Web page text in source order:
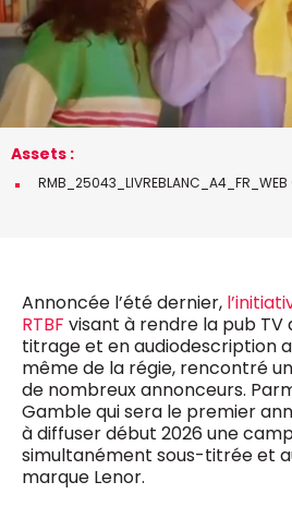
Assets :
Annoncée l’été dernier,
RTBF visant à rendre la pub TV
titrage et en audiodescription
même de la régie, rencontré
de nombreux annonceurs.
Gamble qui sera le premier
à diffuser début 2026 une
simultanément sous-titrée et
marque Lenor.
0498 88 64 89
f.bouchar@mm.be
Chief Editor
Griet Byl
0475 97 12 57
g.byl@mm.be
VALIDER
NOTRE CONTENU
5 x week
10 x year
4 x year
Des questions ?